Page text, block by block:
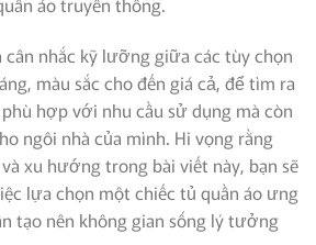
nhắc kỹ lưỡng giữa các tùy chọn
màu sắc cho đến giá cả, để tìm ra
hợp với nhu cầu sử dụng mà còn
ngôi nhà của mình. Hi vọng rằng
xu hướng trong bài viết này, bạn sẽ
lựa chọn một chiếc tủ quần áo ưng
tạo nên không gian sống lý tưởng